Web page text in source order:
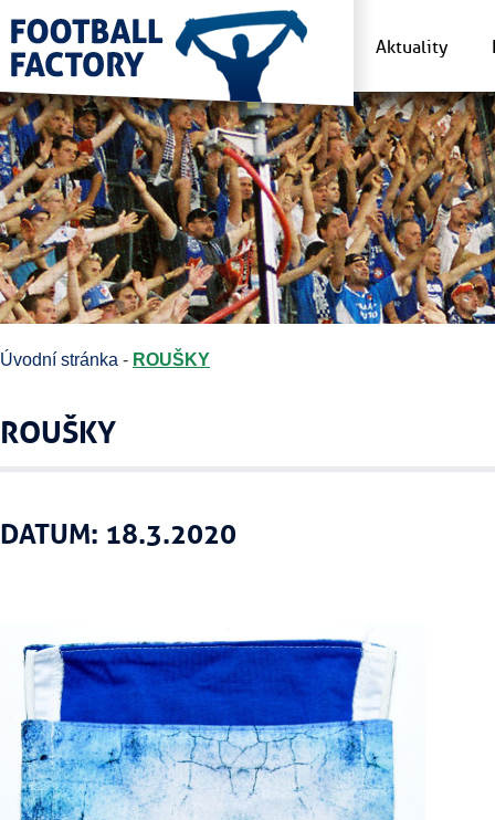
Aktuality
Úvodní stránka - ROUŠKY
ROUŠKY
DATUM: 18.3.2020